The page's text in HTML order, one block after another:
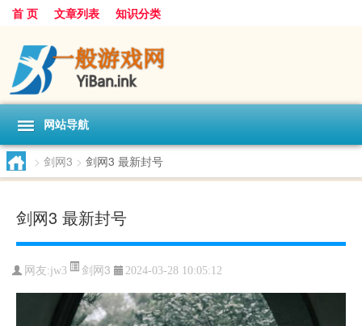
首 页 文章列表 知识分类
网站导航
> 剑网3 > 剑网3 最新封号
剑网3 最新封号
网友:jw3 剑网3 2024-03-28 10:05:12